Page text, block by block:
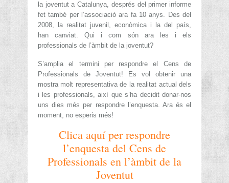
la joventut a Catalunya, després del primer informe
fet també per l’associació ara fa 10 anys. Des del
2008, la realitat juvenil, econòmica i la del país,
han canviat. Qui i com són ara les i els
professionals de l’àmbit de la joventut?
S’amplia el termini per respondre el Cens de
Professionals de Joventut! Es vol obtenir una
mostra molt representativa de la realitat actual dels
i les professionals, així que s’ha decidit donar-nos
uns dies més per respondre l’enquesta. Ara és el
moment, no esperis més!
Clica aquí per respondre
l’enquesta del Cens de
Professionals en l’àmbit de la
Joventut